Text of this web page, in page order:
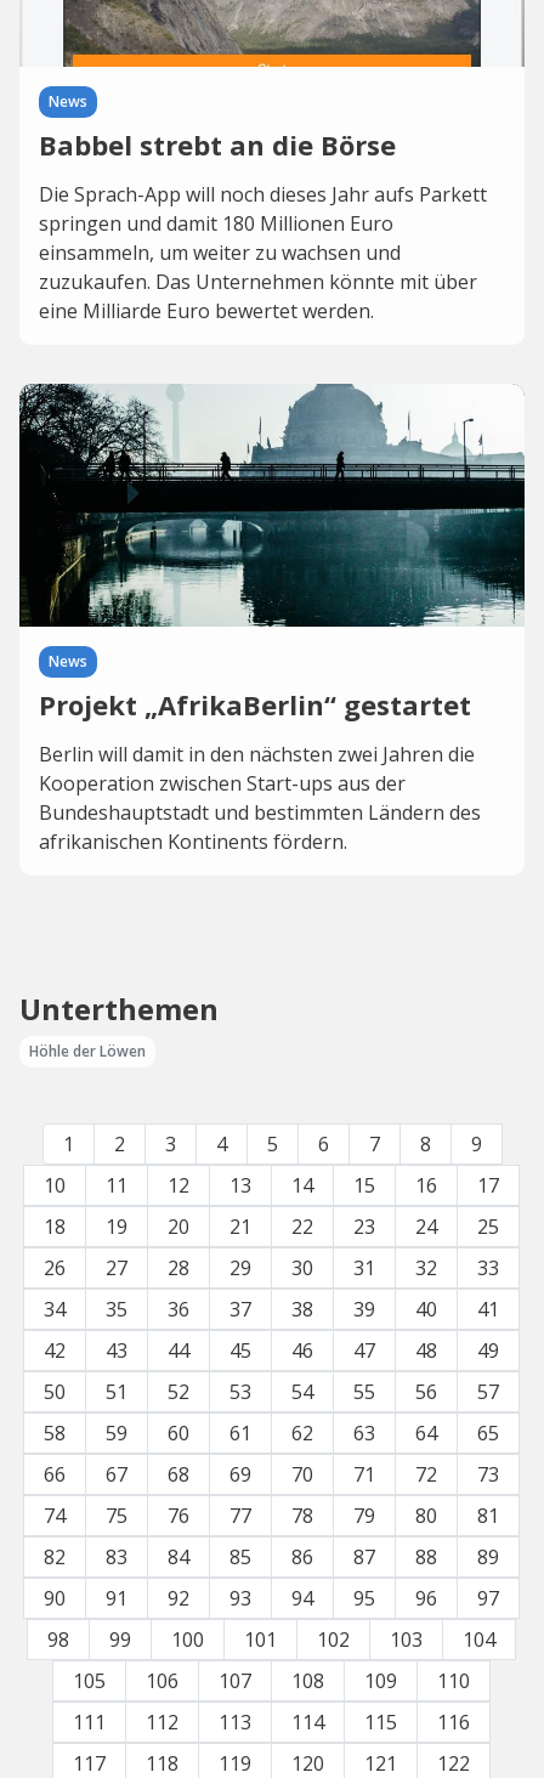
News
Babbel strebt an die Börse
Die Sprach-App will noch dieses Jahr aufs Parkett
springen und damit 180 Millionen Euro
einsammeln, um weiter zu wachsen und
zuzukaufen. Das Unternehmen könnte mit über
eine Milliarde Euro bewertet werden.
News
Projekt „AfrikaBerlin“ gestartet
Berlin will damit in den nächsten zwei Jahren die
Kooperation zwischen Start-ups aus der
Bundeshauptstadt und bestimmten Ländern des
afrikanischen Kontinents fördern.
Unterthemen
Höhle der Löwen
1 2 3 4 5 6 7 8
9
10
11 12 13 14 15 16
17
18
19 20 21 22 23 24
25
26
27 28 29 30 31 32
33
34
35 36 37 38 39 40
41
42
43 44 45 46 47 48
49
50
51 52 53 54 55 56
57
58
59 60 61 62 63 64
65
66
67 68 69 70 71 72
73
74
75 76 77 78 79 80
81
82
83 84 85 86 87 88
89
90
91 92 93 94 95 96
97
98
99 100 101 102 103
104
105
106 107 108 109
110
111
112 113 114 115
116
117
118 119 120 121
122